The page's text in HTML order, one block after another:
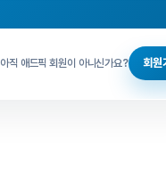
아직 애드픽 회원이 아니신가요? 회원